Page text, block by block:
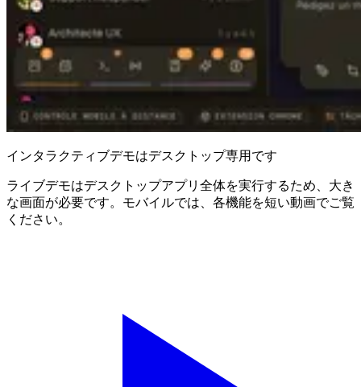
インタラクティブデモはデスクトップ専用です
ライブデモはデスクトップアプリ全体を実行するため、大き
な画面が必要です。モバイルでは、各機能を短い動画でご覧
ください。